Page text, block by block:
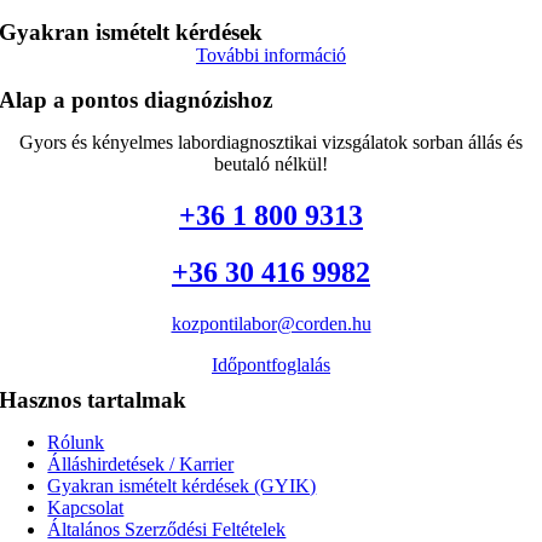
Gyakran ismételt kérdések
További információ
Alap a pontos diagnózishoz
Gyors és kényelmes labordiagnosztikai vizsgálatok sorban állás és
beutaló nélkül!
+36 1 800 9313
+36 30 416 9982
kozpontilabor@corden.hu
Időpontfoglalás
Hasznos tartalmak
Rólunk
Álláshirdetések / Karrier
Gyakran ismételt kérdések (GYIK)
Kapcsolat
Általános Szerződési Feltételek